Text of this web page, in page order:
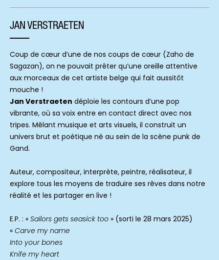
JAN VERSTRAETEN
Coup de cœur d’une de nos coups de cœur (Zaho de
Sagazan), on ne pouvait prêter qu’une oreille attentive
aux morceaux de cet artiste belge qui fait aussitôt
mouche !
Jan Verstraeten déploie les contours d’une pop
vibrante, où sa voix entre en contact direct avec nos
tripes. Mêlant musique et arts visuels, il construit un
univers brut et poétique né au sein de la scène punk de
Gand.
Auteur, compositeur, interprète, peintre, réalisateur, il
explore tous les moyens de traduire ses rêves dans notre
réalité et les partager en live !
E.P. : « Sailors gets seasick too » (sorti le 28 mars 2025)
« Carve my name
Into your bones
Knife my heart